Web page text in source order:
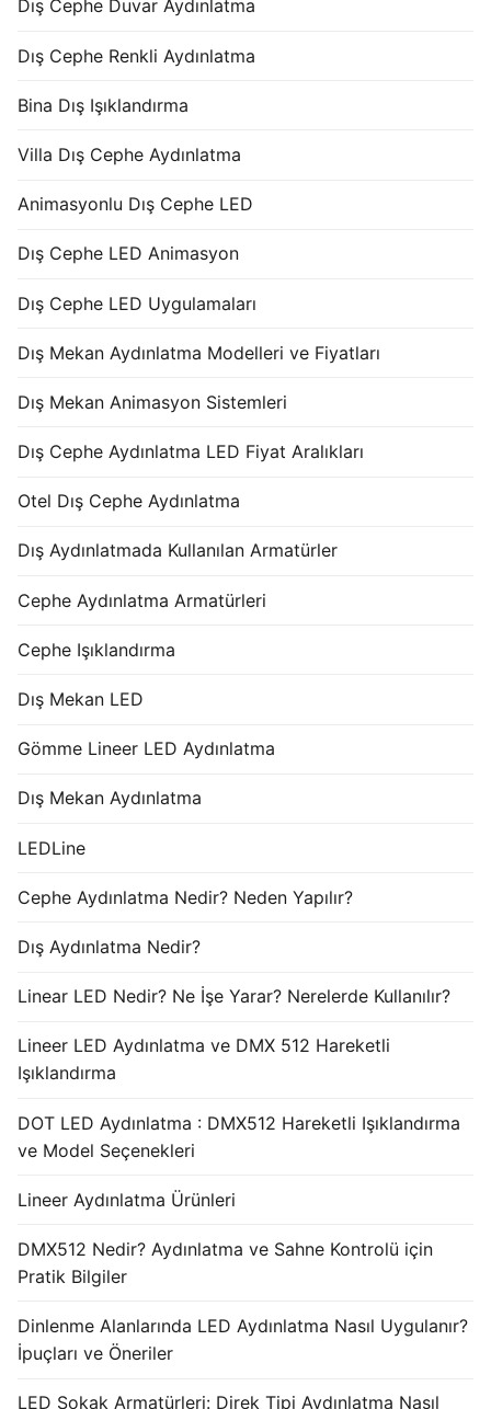
Dış Cephe Duvar Aydınlatma
Dış Cephe Renkli Aydınlatma
Bina Dış Işıklandırma
Villa Dış Cephe Aydınlatma
Animasyonlu Dış Cephe LED
Dış Cephe LED Animasyon
Dış Cephe LED Uygulamaları
Dış Mekan Aydınlatma Modelleri ve Fiyatları
Dış Mekan Animasyon Sistemleri
Dış Cephe Aydınlatma LED Fiyat Aralıkları
Otel Dış Cephe Aydınlatma
Dış Aydınlatmada Kullanılan Armatürler
Cephe Aydınlatma Armatürleri
Cephe Işıklandırma
Dış Mekan LED
Gömme Lineer LED Aydınlatma
Dış Mekan Aydınlatma
LEDLine
Cephe Aydınlatma Nedir? Neden Yapılır?
Dış Aydınlatma Nedir?
Linear LED Nedir? Ne İşe Yarar? Nerelerde Kullanılır?
Lineer LED Aydınlatma ve DMX 512 Hareketli
Işıklandırma
DOT LED Aydınlatma : DMX512 Hareketli Işıklandırma
ve Model Seçenekleri
Lineer Aydınlatma Ürünleri
DMX512 Nedir? Aydınlatma ve Sahne Kontrolü için
Pratik Bilgiler
Dinlenme Alanlarında LED Aydınlatma Nasıl Uygulanır?
İpuçları ve Öneriler
LED Sokak Armatürleri: Direk Tipi Aydınlatma Nasıl